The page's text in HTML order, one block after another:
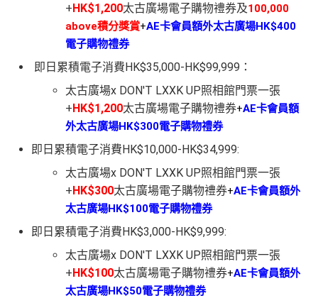
+HK$1,200太古廣場電子購物禮券及100,000
above積分獎賞+AE卡會員額外太古廣場HK$400
電子購物禮券
即日累積電子消費HK$35,000-HK$99,999：
太古廣場x DON'T LXXK UP照相館門票一張
+HK$1,200太古廣場電子購物禮券+AE卡會員額
外太古廣場HK$300電子購物禮券
即日累積電子消費HK$10,000-HK$34,999:
太古廣場x DON'T LXXK UP照相館門票一張
+HK$300太古廣場電子購物禮券+AE卡會員額外
太古廣場HK$100電子購物禮券
即日累積電子消費HK$3,000-HK$9,999:
太古廣場x DON'T LXXK UP照相館門票一張
+HK$100太古廣場電子購物禮券+AE卡會員額外
太古廣場HK$50電子購物禮券